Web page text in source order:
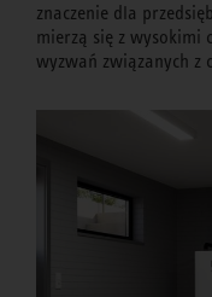
znaczenie dla
mierzą się z wysokimi
wyzwań związanych z